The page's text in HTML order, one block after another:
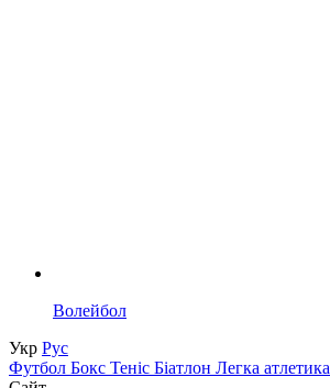
Волейбол
Укр Рус
Футбол Бокс Теніс Біатлон Легка атлетика